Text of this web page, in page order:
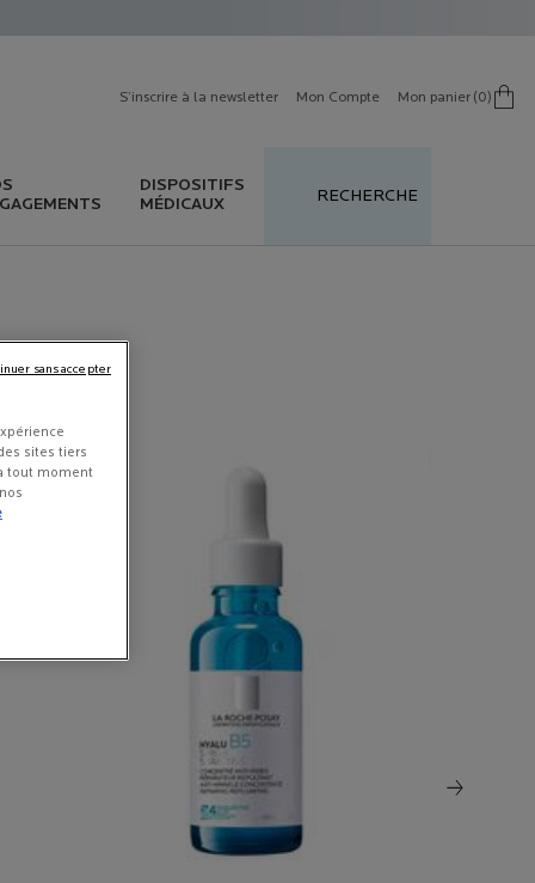
S’inscrire à la newsletter Mon Compte Mon panier 0
0 produit in cart
DISPOSITIFS
MÉDICAUX
RECHERCHE
sites tiers
tout moment
sans accepter